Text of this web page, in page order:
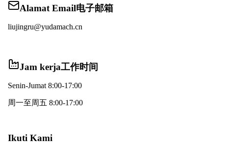
Alamat Email电子邮箱
liujingru@yudamach.cn
Jam kerja工作时间
Senin-Jumat 8:00-17:00
周一至周五 8:00-17:00
Ikuti Kami